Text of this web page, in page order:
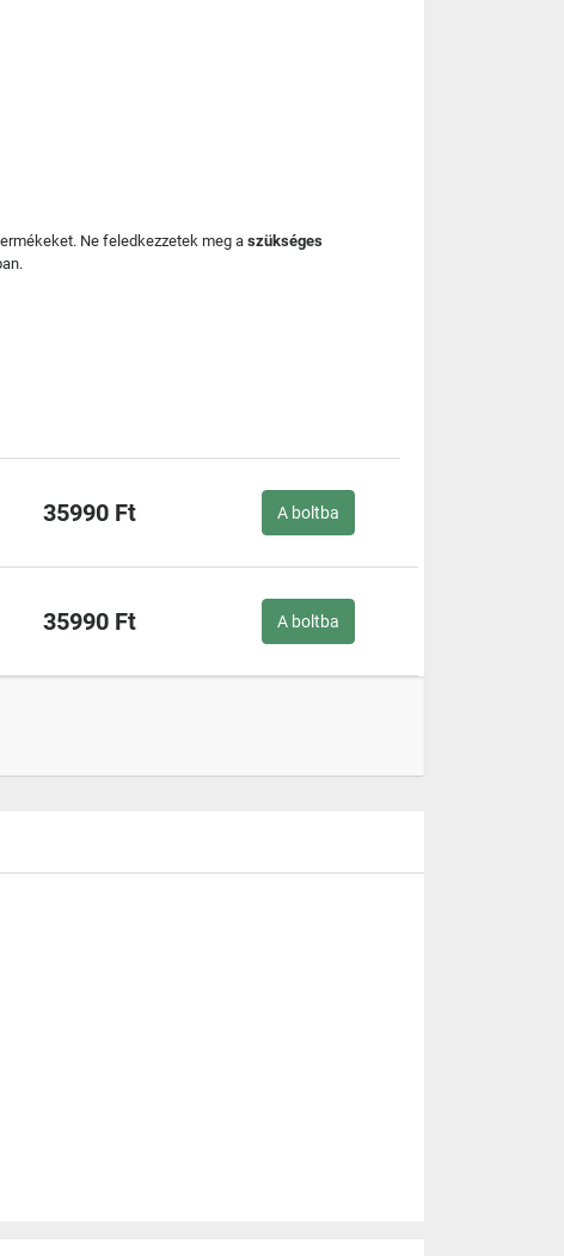
Ne feledkezzetek meg aszükséges
35990 Ft A boltba
35990 Ft A boltba